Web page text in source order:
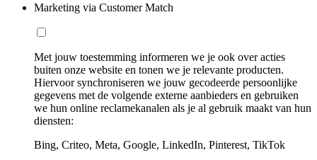
Marketing via Customer Match
Met jouw toestemming informeren we je ook over acties
buiten onze website en tonen we je relevante producten.
Hiervoor synchroniseren we jouw gecodeerde persoonlijke
gegevens met de volgende externe aanbieders en gebruiken
we hun online reclamekanalen als je al gebruik maakt van hun
diensten:
Bing, Criteo, Meta, Google, LinkedIn, Pinterest, TikTok